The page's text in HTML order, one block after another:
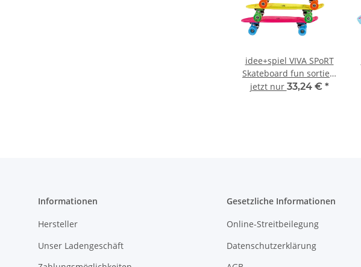
idee+spiel VIVA SPoRT
Skateboard fun sortiert
732-00294
jetzt nur 33,24 € *
Informationen
Hersteller
Unser Ladengeschäft
Gesetzliche Informationen
Online-Streitbeilegung
Datenschutzerklärung